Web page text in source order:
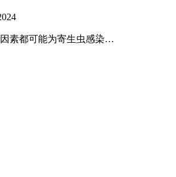
素都可能为寄生虫感染…